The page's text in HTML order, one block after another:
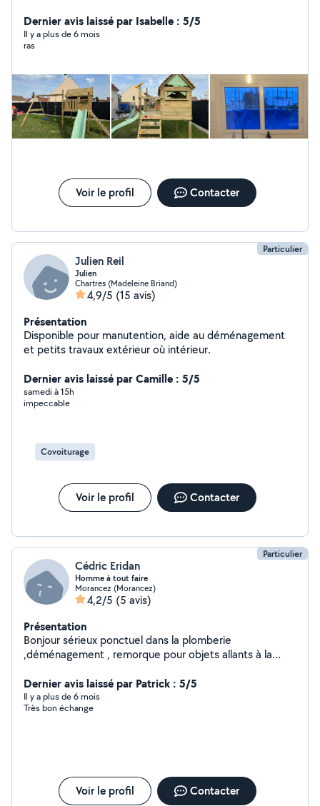
Cordialement
Dernier avis laissé par Isabelle : 5/5
Il y a plus de 6 mois
ras
Voir le profil Contacter
Particulier
Julien Reil
Julien
Chartres (Madeleine Briand)
4,9/5 (15 avis)
Présentation
Disponible pour manutention, aide au déménagement
et petits travaux extérieur où intérieur.
Dernier avis laissé par Camille : 5/5
samedi à 15h
impeccable
Covoiturage
Voir le profil Contacter
Particulier
Cédric Eridan
Homme à tout faire
Morancez (Morancez)
4,2/5 (5 avis)
Présentation
Bonjour sérieux ponctuel dans la plomberie
,déménagement , remorque pour objets allants à la
cordialement.
Dernier avis laissé par Patrick : 5/5
Il y a plus de 6 mois
Très bon échange
Voir le profil Contacter